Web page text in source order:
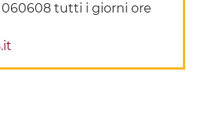
060608 tutti i giorni ore